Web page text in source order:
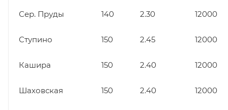
Сер. Пруды 140 2.30 12000
Ступино 150 2.45 12000
Кашира 150 2.40 12000
Шаховская 150 2.40 12000